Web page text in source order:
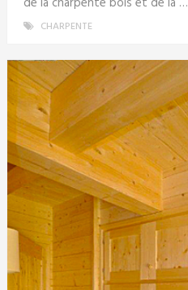
CHARPENTE